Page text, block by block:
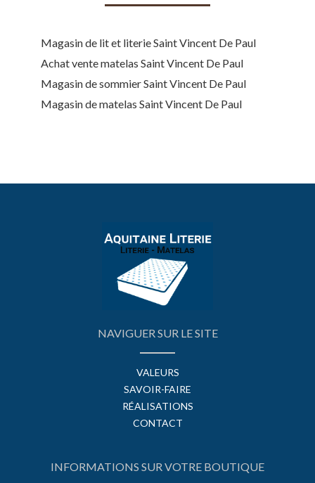
Magasin de lit et literie Saint Vincent De Paul
Achat vente matelas Saint Vincent De Paul
Magasin de sommier Saint Vincent De Paul
Magasin de matelas Saint Vincent De Paul
NAVIGUER SUR LE SITE
VALEURS
SAVOIR-FAIRE
RÉALISATIONS
CONTACT
INFORMATIONS SUR VOTRE BOUTIQUE